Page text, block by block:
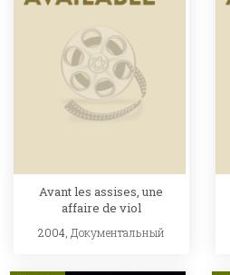
Avant les assises, une
affaire de viol
2004, Документальный